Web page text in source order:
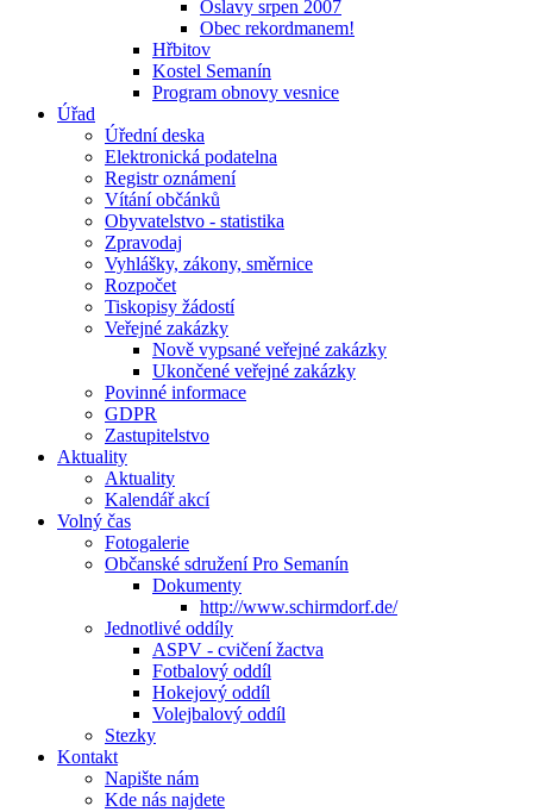
Oslavy srpen 2007
Obec rekordmanem!
Hřbitov
Kostel Semanín
Program obnovy vesnice
Úřad
Úřední deska
Elektronická podatelna
Registr oznámení
Vítání občánků
Obyvatelstvo - statistika
Zpravodaj
Vyhlášky, zákony, směrnice
Rozpočet
Tiskopisy žádostí
Veřejné zakázky
Nově vypsané veřejné zakázky
Ukončené veřejné zakázky
Povinné informace
GDPR
Zastupitelstvo
Aktuality
Aktuality
Kalendář akcí
Volný čas
Fotogalerie
Občanské sdružení Pro Semanín
Dokumenty
http://www.schirmdorf.de/
Jednotlivé oddíly
ASPV - cvičení žactva
Fotbalový oddíl
Hokejový oddíl
Volejbalový oddíl
Stezky
Kontakt
Napište nám
Kde nás najdete